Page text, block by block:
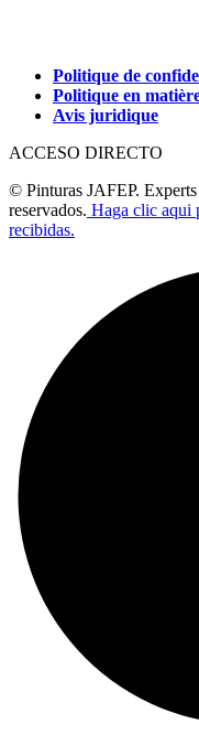
Politique de
Politique en
Avis juridique
ACCESO DIRECTO
© Pinturas JAFEP.
reservados. Haga clic aqui
recibidas.